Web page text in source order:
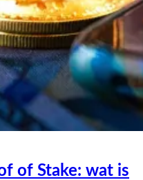
of Stake: wat is